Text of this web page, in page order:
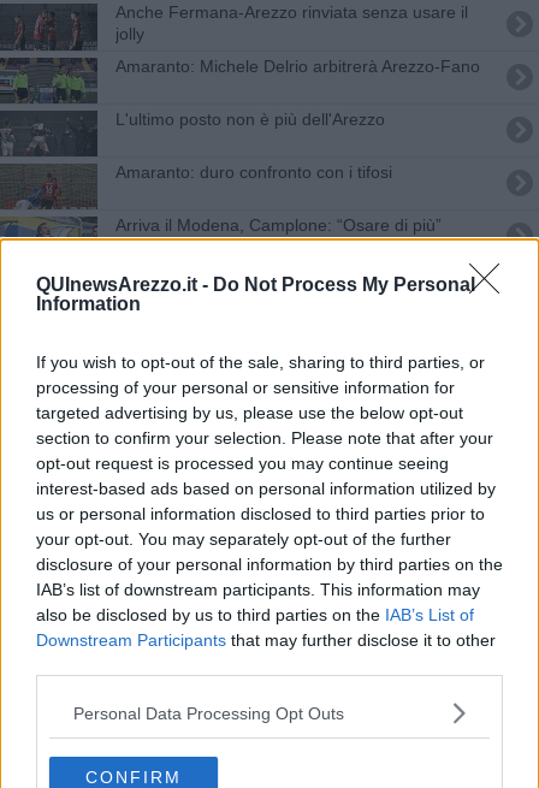
QUInewsArezzo.it - Do Not Process My Personal
Information
If you wish to opt-out of the sale, sharing to third parties, or
processing of your personal or sensitive information for
targeted advertising by us, please use the below opt-out
section to confirm your selection. Please note that after your
opt-out request is processed you may continue seeing
interest-based ads based on personal information utilized by
us or personal information disclosed to third parties prior to
your opt-out. You may separately opt-out of the further
disclosure of your personal information by third parties on the
IAB’s list of downstream participants. This information may
also be disclosed by us to third parties on the IAB’s List of
Downstream Participants that may further disclose it to other
Personal Data Processing Opt Outs
CONFIRM
Anche Fermana-Arezzo rinviata senza usare il
jolly
​Amaranto: Michele Delrio arbitrerà Arezzo-Fano
L'ultimo posto non è più dell'Arezzo
Amaranto: duro confronto con i tifosi
Arriva il Modena, Camplone: “Osare di più”
Arezzo-Fano 1-1: il film del secondo tempo
Triestina-Arezzo: 2-2 CRONACA di un pari amaro
Arezzo chiamato all'impresa contro il Mantova
Stellone con le idee chiare per la Fermana
Arezzo a Fano per continuare la rincorsa
salvezza
​Il miglior arbitro della C per Arezzo-Ravenna
Arezzo-Ravenna, la partita dell'anno LIVE 20,30
Schiavo dell'alcol, la confessione del cantante
toscano
​Cuoco savinese si schianta con l'auto e muore